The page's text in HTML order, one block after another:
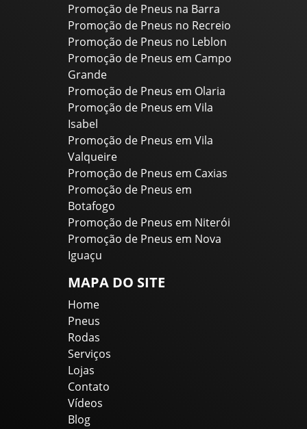
Promoção de Pneus na Barra
Promoção de Pneus no Recreio
Promoção de Pneus no Leblon
Promoção de Pneus em Campo
Grande
Promoção de Pneus em Olaria
Promoção de Pneus em Vila
Isabel
Promoção de Pneus em Vila
Valqueire
Promoção de Pneus em Caxias
Promoção de Pneus em
Botafogo
Promoção de Pneus em Niterói
Promoção de Pneus em Nova
Iguaçu
MAPA DO SITE
Home
Pneus
Rodas
Serviços
Lojas
Contato
Vídeos
Blog